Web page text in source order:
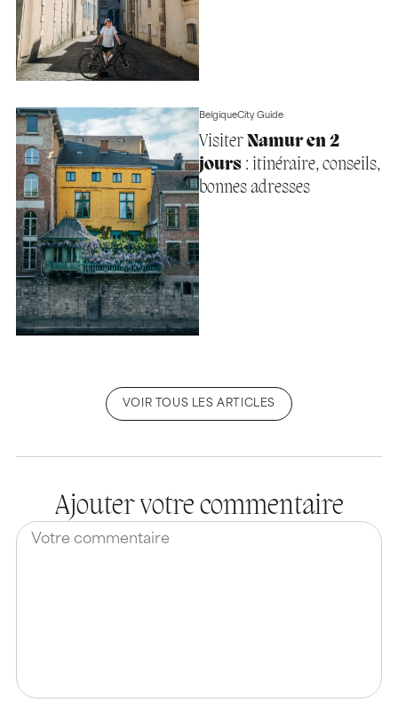
BelgiqueCity Guide
Visiter Namur en 2
jours: itinéraire, conseils,
bonnes adresses
VOIR TOUS LES ARTICLES
Ajouter votre commentaire